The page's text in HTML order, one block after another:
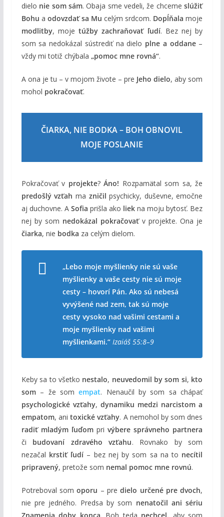
dielo nie som sám. Obaja sme vedeli, že chcemeslúžiť
Bohu a odovzdať sa Mu celým srdcom. Dopĺňala moje
modlitby, mojetúžby zachraňovať ľudí. Bez nej by
som sa nedokázal sústrediť na dielo plne a oddane–
vždy mi totiž chýbala „pomoc mne rovná“.
A ona je tu – v mojom živote – pre Jeho dielo, aby som
mohol pokračovať.
ČIARKA, NIE BODKA – BOH OBNOVIL
MOJE POSLANIE
Pokračovať v projekte?Áno! Rozpamätal som sa, že
predošlý vzťah ma zničil psychicky, duševne, emočne
aj duchovne. A Sofia prišla ako liek na moju bytosť. Bez
nej by som nedokázal pokračovaťv projekte. Ona je
čiarka, nie bodka za celým dielom.
„Lebo moje myšlienky nie sú vaše
myšlienky a vaše cesty nie sú moje
cesty – hovorí Pán. Ako sú nebesá
vyvýšené nad zem, tak sú moje
cesty vysoko nad vašimi cestami a
moje myšlienky nad vašimi
myšlienkami.“ Izaiáš 55:8–9
Keby sa to všetko nestalo, neuvedomil by som si, kto
som– že somempat. Nenaučil by som sa chápať
psychologické vzťahy, dynamiku medzi narcistom a
empatom, anitoxické vzťahy. A nemohol by som dnes
radiť mladým ľuďomprivýbere správneho partnera
či budovaní zdravého vzťahu. Rovnako by som
nezačal krstiť ľudí – bez nej by som sa na to necítil
pripravený, pretože som nemal pomoc mne rovnú.
Potreboval somoporu – predielo určené pre dvoch,
nie pre jedného. Predsa by som nenatočil ani sériu
Znamenia doby konca. Boh teda nechcel, aby som